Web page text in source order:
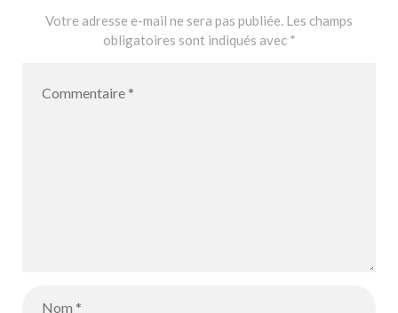
Votre adresse e-mail ne sera pas publiée. Les champs
obligatoires sont indiqués avec *